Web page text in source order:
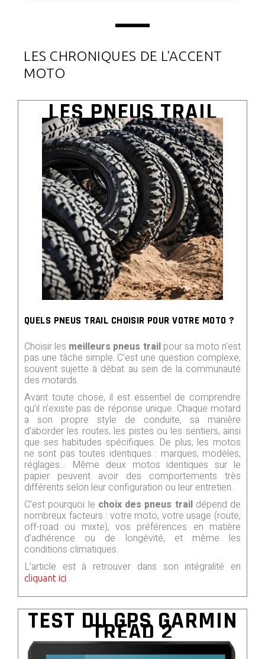
LES CHRONIQUES DE L'ACCENT
MOTO
LES PNEUS TRAIL
QUELS PNEUS TRAIL CHOISIR POUR VOTRE MOTO ?
Choisir les meilleurs pneus trailpour sa moto n’est
pas une tâche simple. C’est une question complexe,
souvent sujette à débat au sein de la communauté
des motards.
Avant toute chose, il est essentiel de comprendre
qu’il n’existe pas de réponse unique. Chaque motard
a son propre style de conduite, sa manière
d’aborder les routes, les pistes ou les sentiers, ainsi
que ses habitudes spécifiques. De plus, les motos
ne sont pas toutes identiques : marques, modèles,
réglages… Même deux motos identiques sur le
papier peuvent avoir des comportements très
différents selon leur configuration ou leur entretien.
C’est pourquoi le choix des pneus traildépend de
nombreux facteurs : votre moto, votre usage (route,
off-road ou mixte), vos préférences en matière
d’adhérence ou de longévité, et même les
conditions climatiques.
L’article est à retrouver dans son intégralité en
cliquant ici.
TEST DU GPS GARMIN
TREAD 2